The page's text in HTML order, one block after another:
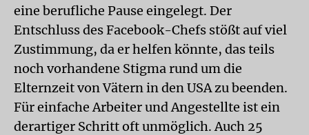
eine berufliche Pause eingelegt. Der
Entschluss des Facebook-Chefs stößt auf viel
Zustimmung, da er helfen könnte, das teils
noch vorhandene Stigma rund um die
Elternzeit von Vätern in den USA zu beenden.
Für einfache Arbeiter und Angestellte ist ein
derartiger Schritt oft unmöglich. Auch 25